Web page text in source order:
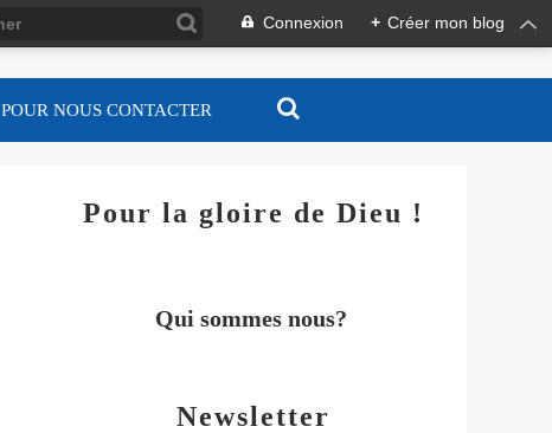
Connexion + Créer mon blog
POUR NOUS CONTACTER
Newsletter
Pour la gloire de Dieu !
Qui sommes nous?